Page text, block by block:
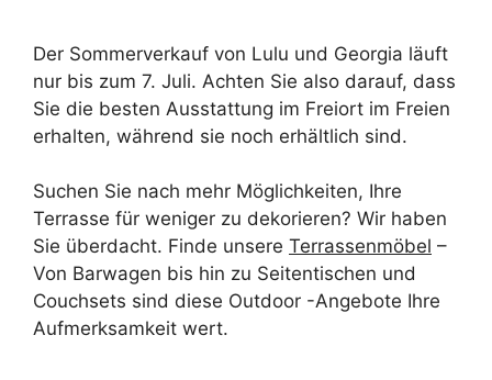
Der Sommerverkauf von Lulu und Georgia läuft
nur bis zum 7. Juli. Achten Sie also darauf, dass
Sie die besten Ausstattung im Freiort im Freien
erhalten, während sie noch erhältlich sind.
Suchen Sie nach mehr Möglichkeiten, Ihre
Terrasse für weniger zu dekorieren? Wir haben
Sie überdacht. Finde unsere Terrassenmöbel –
Von Barwagen bis hin zu Seitentischen und
Couchsets sind diese Outdoor -Angebote Ihre
Aufmerksamkeit wert.